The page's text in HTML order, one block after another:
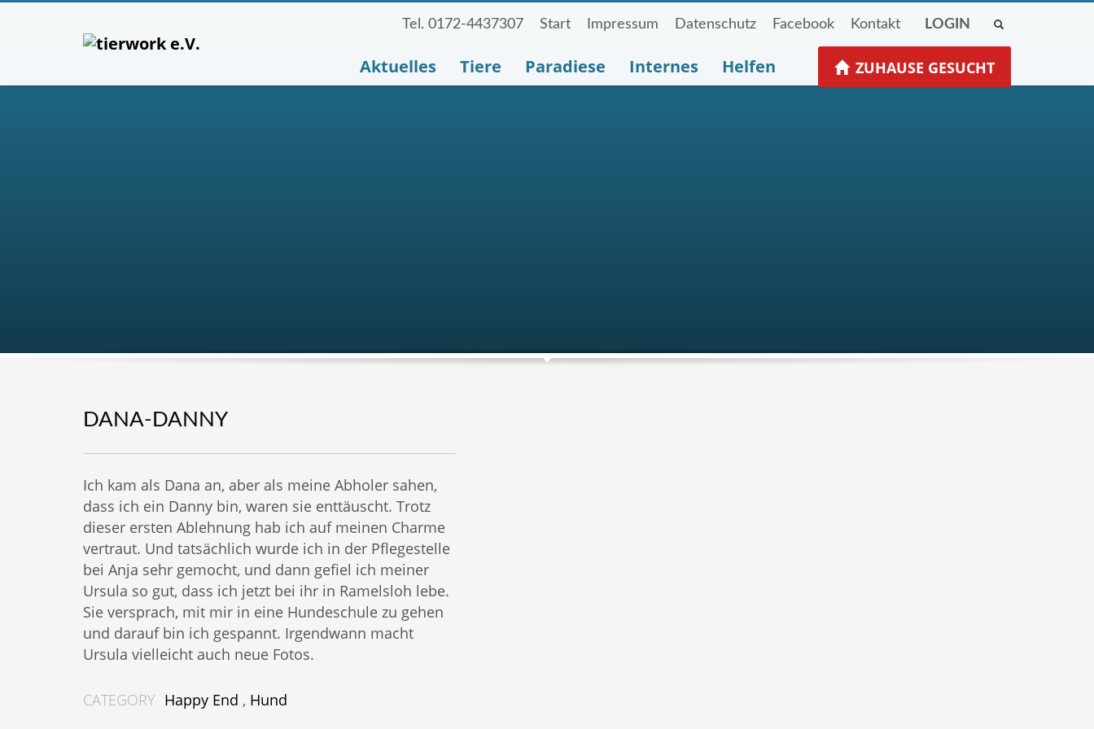
Tel. 0172-4437307 Start Impressum Datenschutz Facebook Kontakt LOGIN
Aktuelles Tiere Paradiese Internes Helfen ZUHAUSE GESUCHT
DANA-DANNY
Ich kam als Dana an, aber als meine Abholer sahen,
dass ich ein Danny bin, waren sie enttäuscht. Trotz
dieser ersten Ablehnung hab ich auf meinen Charme
vertraut. Und tatsächlich wurde ich in der Pflegestelle
bei Anja sehr gemocht, und dann gefiel ich meiner
Ursula so gut, dass ich jetzt bei ihr in Ramelsloh lebe.
Sie versprach, mit mir in eine Hundeschule zu gehen
und darauf bin ich gespannt. Irgendwann macht
Ursula vielleicht auch neue Fotos.
CATEGORY Happy End , Hund